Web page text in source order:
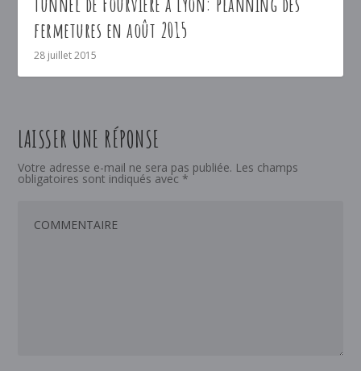
fermetures en août 2015
28 juillet 2015
LAISSER UNE RÉPONSE
Votre adresse e-mail ne sera pas publiée. Les champs
obligatoires sont indiqués avec *